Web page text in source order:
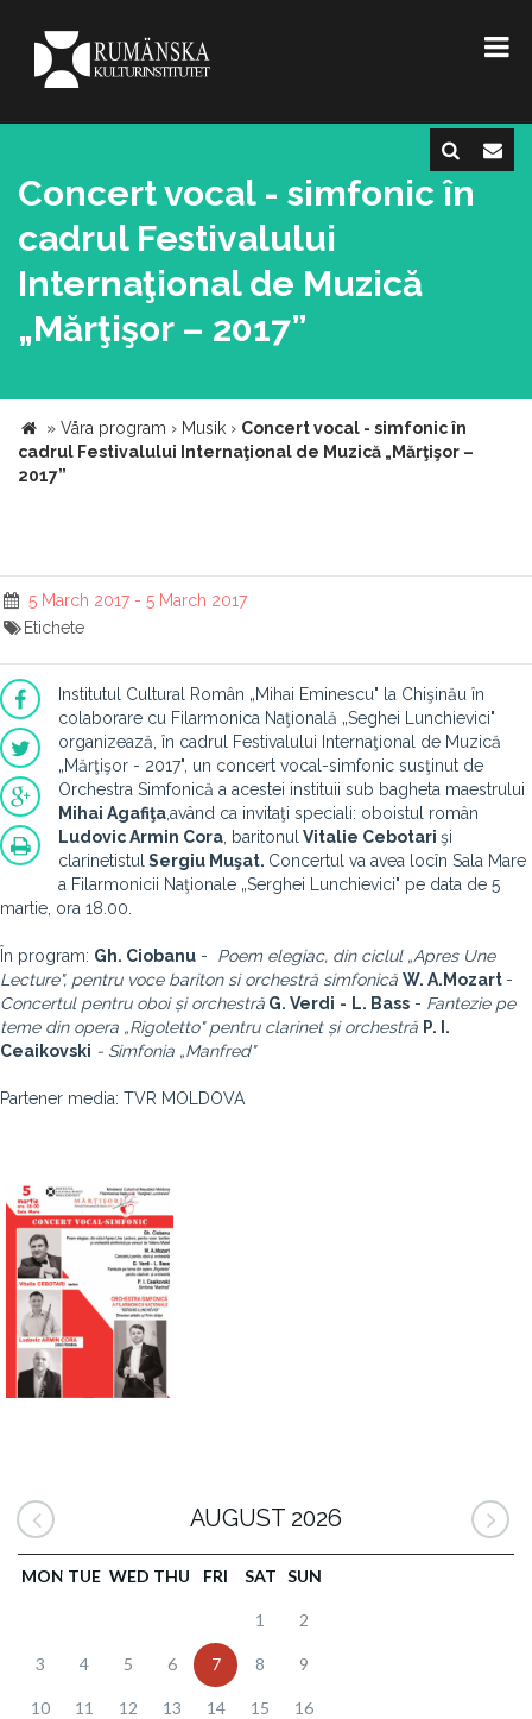
Concert vocal - simfonic în
cadrul Festivalului
Internaţional de Muzică
„Mărţişor – 2017”
» Våra program › Musik › Concert vocal - simfonic în
cadrul Festivalului Internaţional de Muzică „Mărţişor –
2017”
5 March 2017 - 5 March 2017
Etichete
Institutul Cultural Român „Mihai Eminescu" la Chişinău în
colaborare cu Filarmonica Naţională „Seghei Lunchievici"
organizează, în cadrul Festivalului Internaţional de Muzică
„Mărţişor - 2017", un concert vocal-simfonic susţinut de
Orchestra Simfonică a acestei instituii sub bagheta maestrului
Mihai Agafiţa,având ca invitaţi speciali: oboistul român
Ludovic Armin Cora , baritonul Vitalie Cebotari şi
clarinetistul Sergiu Muşat. Concertul va avea locîn Sala Mare
a Filarmonicii Naţionale „Serghei Lunchievici" pe data de 5
martie, ora 18.00.
În program: Gh. Ciobanu - Poem elegiac, din ciclul „Apres Une
Lecture", pentru voce bariton si orchestră simfonică W. A.Mozart -
Concertul pentru oboi și orchestră G. Verdi - L. Bass - Fantezie pe
teme din opera „Rigoletto" pentru clarinet și orchestră P. I.
Ceaikovski - Simfonia „Manfred"
Partener media: TVR MOLDOVA
AUGUST 2026
MON TUE WED THU FRI SAT SUN
1 2
3 4 5 6 7 8 9
10 11 12 13 14 15 16